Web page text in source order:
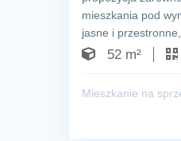
mieszkania pod
jasne i
52 m²
Mieszkanie na